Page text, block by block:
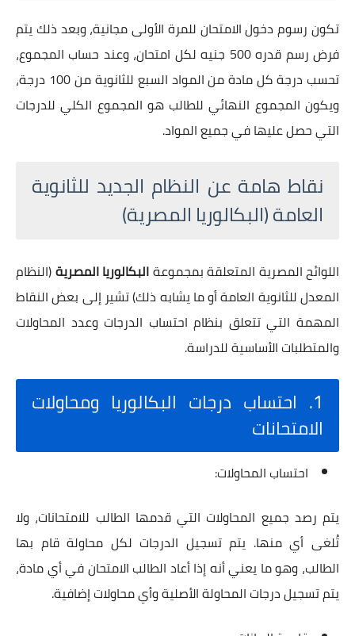
تكون رسوم دخول الامتحان للمرة الأولى مجانية، وبعد ذلك يتم
فرض رسم قدره 500 جنيه لكل امتحان، وعند حساب المجموع،
تحسب درجة كل مادة من المواد السبع للثانوية من 100 درجة،
ويكون المجموع النهائي للطالب هو المجموع الكلي للدرجات
التي حصل عليها في جميع المواد.
نقاط هامة عن النظام الجديد للثانوية
العامة (البكالوريا المصرية)
اللوائح المصرية المتعلقة بمجموعةالبكالوريا المصرية(النظام
المعدل للثانوية العامة أو ما يشابه ذلك) تشير إلى بعض النقاط
المهمة التي تتعلق بنظام احتساب الدرجات وعدد المحاولات
والمتطلبات الأساسية للدراسة.
1. احتساب درجات البكالوريا ومحاولات
الامتحانات
احتساب المحاولات:
يتم رصد جميع المحاولات التي قدمها الطالب للامتحانات، ولا
تُلغى أي منها. يتم تسجيل الدرجات لكل محاولة قام بها
الطالب، وهو ما يعني أنه إذا أعاد الطالب الامتحان في أي مادة،
يتم تسجيل درجات المحاولة الأصلية وأي محاولات إضافية.